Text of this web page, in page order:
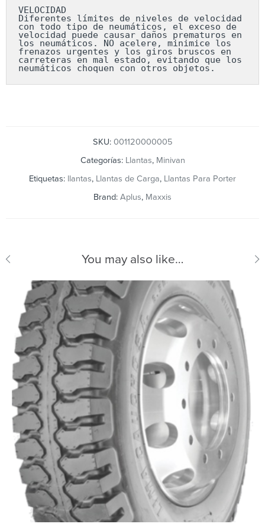
VELOCIDAD
Diferentes límites de niveles de velocidad
con todo tipo de neumáticos, el exceso de
velocidad puede causar daños prematuros en
los neumáticos. NO acelere, minimice los
frenazos urgentes y los giros bruscos en
carreteras en mal estado, evitando que los
neumáticos choquen con otros objetos.
SKU: 001120000005
Categorías: Llantas, Minivan
Etiquetas: llantas, Llantas de Carga, Llantas Para Porter
Brand: Aplus, Maxxis
You may also like…